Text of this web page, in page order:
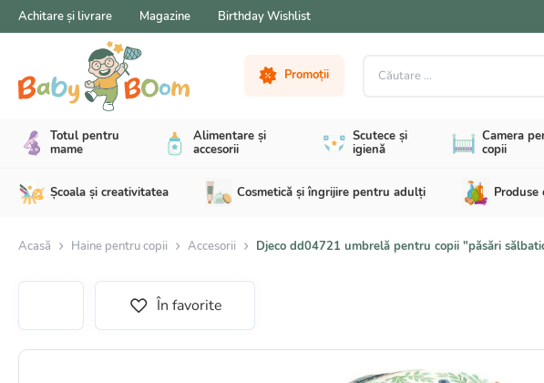
Achitare și livrare Magazine Birthday Wishlist
Promoții
Totul pentru
mame
Alimentare și
accesorii
Scutece și
igienă
Camera
copii
Școala și creativitatea Cosmetică și îngrijire pentru adulți Produse
Acasă Haine pentru copii Accesorii Djeco dd04721 umbrelă pentru copii "păsări
În favorite